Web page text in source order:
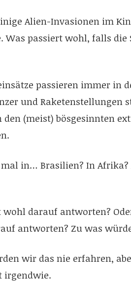
Alien-Invasionen im
Was passiert wohl, falls
passieren immer in
und Raketenstellungen
den (meist) bösgesinnten
in… Brasilien? In
darauf antworten?
antworten? Zu was
wir das nie erfahren,
irgendwie.